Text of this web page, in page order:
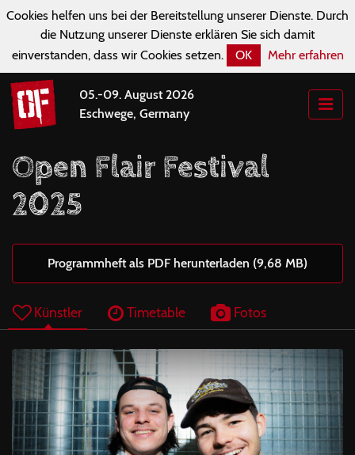
Cookies helfen uns bei der Bereitstellung unserer Dienste. Durch
die Nutzung unserer Dienste erklären Sie sich damit
einverstanden, dass wir Cookies setzen.
OK Mehr erfahren
05.-09. August 2026
Eschwege, Germany
Open Flair Festival
2025
Programmheft als PDF herunterladen (9,68 MB)
Künstler Timetable Fotos